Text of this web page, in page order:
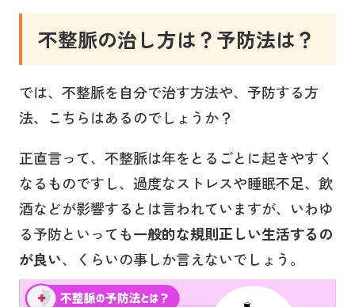
不整脈の治し方は？予防法は？
では、不整脈を自分で治す方法や、予防する方
法、こちらはあるのでしょうか？
正直言って、不整脈は年をとるごとに起きやすく
なるものですし、過度なストレスや睡眠不足、飲
酒などが影響するとは言われていますが、いわゆ
る予防といっても一般的な規則正しい生活するの
が良い、くらいの事しか言えないでしょう。